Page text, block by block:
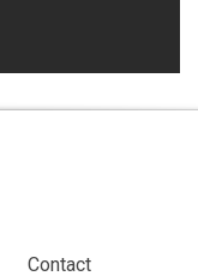
Contact